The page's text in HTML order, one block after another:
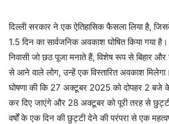
दिल्ली सरकार ने एक ऐतिहासिक फैसला लिया है,
1.5 दिन का सार्वजनिक अवकाश घोषित किया गया है।
निवासी जो छठ पूजा मनाते हैं, विशेष रूप से बिहार और
से आने वाले लोग, उन्हें एक विस्तारित अवकाश
घोषणा की कि 27 अक्टूबर 2025 को दोपहर 2 बजे के
कर दिए जाएंगे और 28 अक्टूबर को पूरी तरह से
वर्षों के एक दिन की छुट्टी देने की परंपरा से एक